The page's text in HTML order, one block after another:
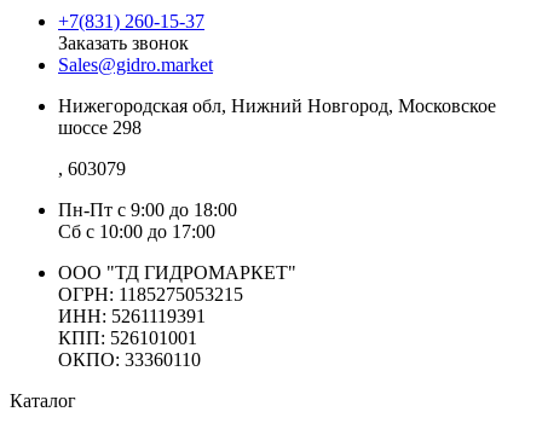
+7(831) 260-15-37
Заказать звонок
Sales@gidro.market
Нижегородская обл, Нижний Новгород, Московское
шоссе 298
, 603079
Пн-Пт с 9:00 до 18:00
Сб с 10:00 до 17:00
ООО "ТД ГИДРОМАРКЕТ"
ОГРН: 1185275053215
ИНН: 5261119391
КПП: 526101001
ОКПО: 33360110
Каталог